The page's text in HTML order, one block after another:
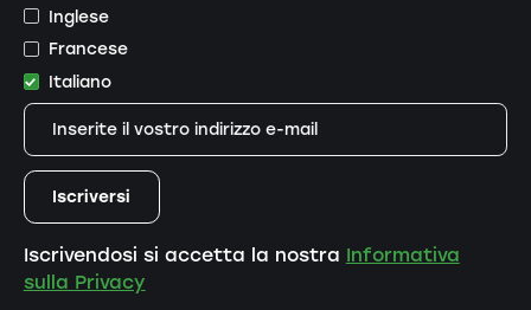
Inglese
Francese
Italiano
Iscrivendosi si accetta la nostra Informativa
sulla Privacy